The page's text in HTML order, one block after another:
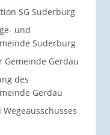
SG Suderburg
und
Suderburg
Gemeinde Gerdau
des
Gerdau